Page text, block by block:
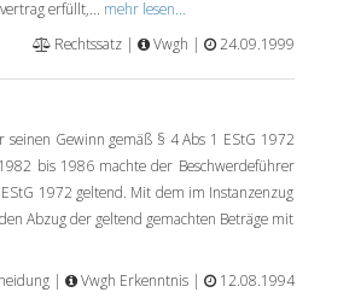
erfüllt,... mehr lesen...
Rechtssatz |
Vwgh | 24.09.1999
Gewinn gemäß § 4 Abs 1 EStG 1972
bis 1986 machte der Beschwerdeführer
1972 geltend. Mit dem im Instanzenzug
Abzug der geltend gemachten Beträge mit
|
Vwgh Erkenntnis | 12.08.1994